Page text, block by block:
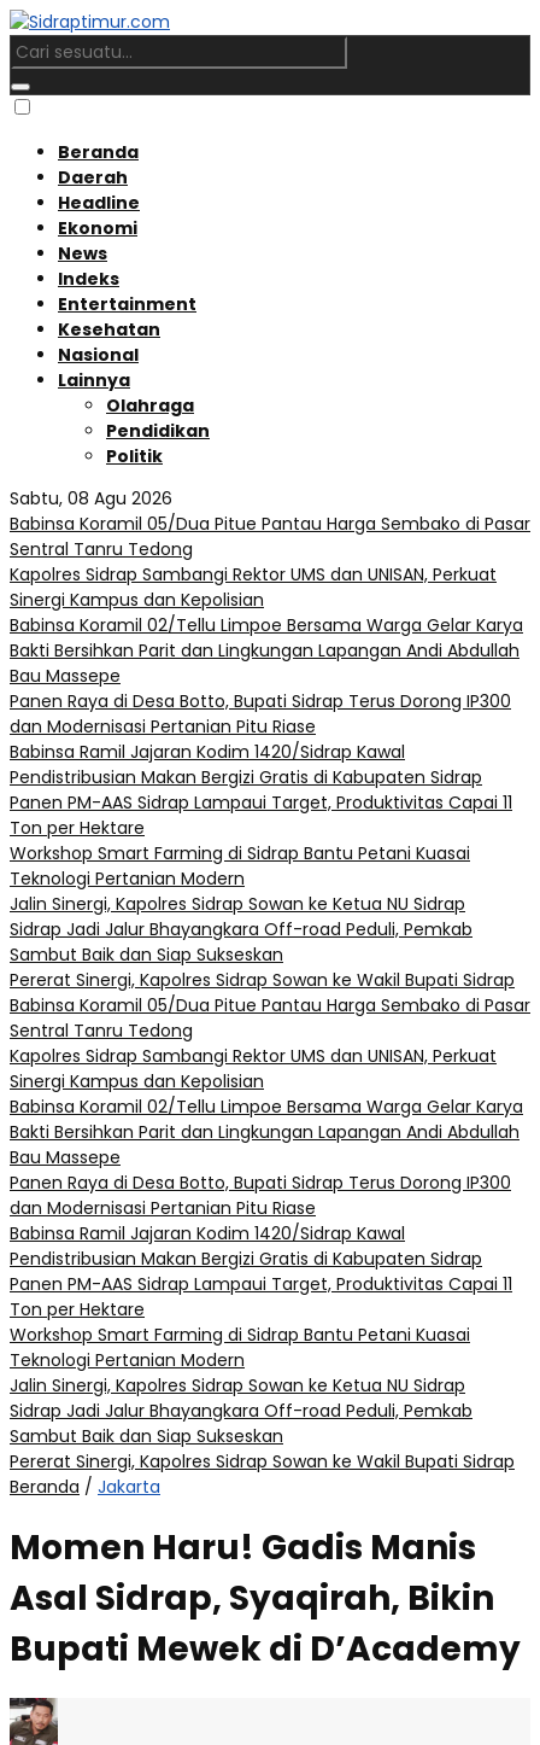
Beranda
Daerah
Headline
Ekonomi
News
Indeks
Entertainment
Kesehatan
Nasional
Lainnya
Olahraga
Pendidikan
Politik
Sabtu, 08 Agu 2026
Babinsa Koramil 05/Dua Pitue Pantau Harga Sembako di Pasar
Sentral Tanru Tedong
Kapolres Sidrap Sambangi Rektor UMS dan UNISAN, Perkuat
Sinergi Kampus dan Kepolisian
Babinsa Koramil 02/Tellu Limpoe Bersama Warga Gelar Karya
Bakti Bersihkan Parit dan Lingkungan Lapangan Andi Abdullah
Bau Massepe
Panen Raya di Desa Botto, Bupati Sidrap Terus Dorong IP300
dan Modernisasi Pertanian Pitu Riase
Babinsa Ramil Jajaran Kodim 1420/Sidrap Kawal
Pendistribusian Makan Bergizi Gratis di Kabupaten Sidrap
Panen PM-AAS Sidrap Lampaui Target, Produktivitas Capai 11
Ton per Hektare
Workshop Smart Farming di Sidrap Bantu Petani Kuasai
Teknologi Pertanian Modern
Jalin Sinergi, Kapolres Sidrap Sowan ke Ketua NU Sidrap
Sidrap Jadi Jalur Bhayangkara Off-road Peduli, Pemkab
Sambut Baik dan Siap Sukseskan
Pererat Sinergi, Kapolres Sidrap Sowan ke Wakil Bupati Sidrap
Babinsa Koramil 05/Dua Pitue Pantau Harga Sembako di Pasar
Sentral Tanru Tedong
Kapolres Sidrap Sambangi Rektor UMS dan UNISAN, Perkuat
Sinergi Kampus dan Kepolisian
Babinsa Koramil 02/Tellu Limpoe Bersama Warga Gelar Karya
Bakti Bersihkan Parit dan Lingkungan Lapangan Andi Abdullah
Bau Massepe
Panen Raya di Desa Botto, Bupati Sidrap Terus Dorong IP300
dan Modernisasi Pertanian Pitu Riase
Babinsa Ramil Jajaran Kodim 1420/Sidrap Kawal
Pendistribusian Makan Bergizi Gratis di Kabupaten Sidrap
Panen PM-AAS Sidrap Lampaui Target, Produktivitas Capai 11
Ton per Hektare
Workshop Smart Farming di Sidrap Bantu Petani Kuasai
Teknologi Pertanian Modern
Jalin Sinergi, Kapolres Sidrap Sowan ke Ketua NU Sidrap
Sidrap Jadi Jalur Bhayangkara Off-road Peduli, Pemkab
Sambut Baik dan Siap Sukseskan
Pererat Sinergi, Kapolres Sidrap Sowan ke Wakil Bupati Sidrap
Beranda / Jakarta
Momen Haru! Gadis Manis
Asal Sidrap, Syaqirah, Bikin
Bupati Mewek di D’Academy​